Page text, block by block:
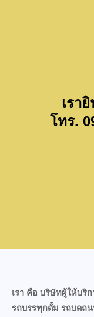
เรา
โทร.
เรา คือ บริษัทผู้ให้บริ
รถบรรทุกดั้ม รถบดถน